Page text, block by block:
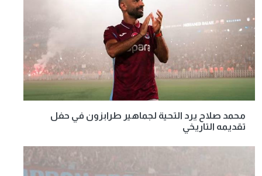
محمد صلاح يرد التحية لجماهير طرابزون في حفل
تقديمه التاريخي